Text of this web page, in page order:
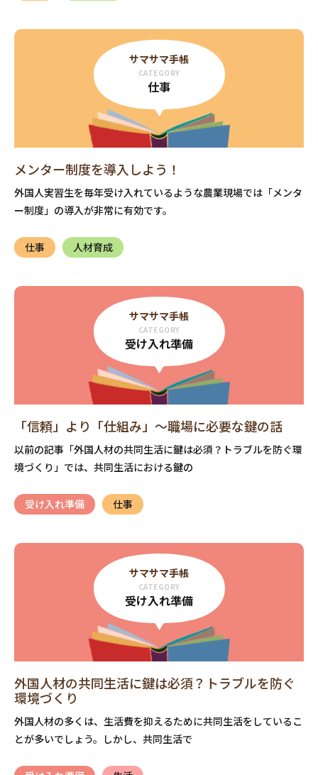
サマサマ手帳
CATEGORY
仕事
メンター制度を導入しよう！
外国人実習生を毎年受け入れているような農業現場では「メンタ
ー制度」の導入が非常に有効です。
仕事 人材育成
サマサマ手帳
CATEGORY
受け入れ準備
「信頼」より「仕組み」〜職場に必要な鍵の話
以前の記事「外国人材の共同生活に鍵は必須？トラブルを防ぐ環
境づくり」では、共同生活における鍵の
受け入れ準備 仕事
サマサマ手帳
CATEGORY
受け入れ準備
外国人材の共同生活に鍵は必須？トラブルを防ぐ
環境づくり
外国人材の多くは、生活費を抑えるために共同生活をしているこ
とが多いでしょう。しかし、共同生活で